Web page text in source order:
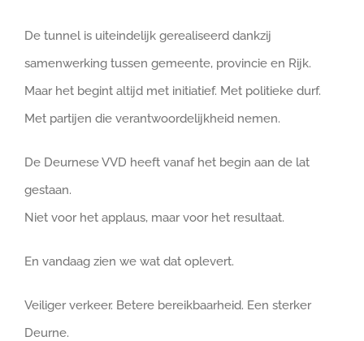
De tunnel is uiteindelijk gerealiseerd dankzij
samenwerking tussen gemeente, provincie en Rijk.
Maar het begint altijd met initiatief. Met politieke durf.
Met partijen die verantwoordelijkheid nemen.
De Deurnese VVD heeft vanaf het begin aan de lat
gestaan.
Niet voor het applaus, maar voor het resultaat.
En vandaag zien we wat dat oplevert.
Veiliger verkeer. Betere bereikbaarheid. Een sterker
Deurne.